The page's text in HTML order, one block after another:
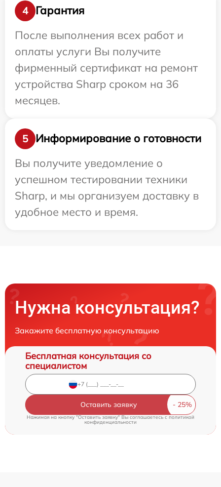
4
Гарантия
После выполнения всех работ и
оплаты услуги Вы получите
фирменный сертификат на ремонт
устройства Sharp сроком на 36
месяцев.
5
Информирование о готовности
Вы получите уведомление о
успешном тестировании техники
Sharp, и мы организуем доставку в
удобное место и время.
Нужна консультация?
Закажите бесплатную консультацию
Бесплатная консультация со
специалистом
Оставить заявку
Нажимая на кнопку "Оставить заявку" Вы соглашаетесь cполитикой
конфиденциальности